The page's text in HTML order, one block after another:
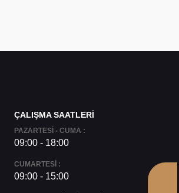
ÇALIŞMA SAATLERİ
PAZARTESİ - CUMA :
09:00 - 18:00
CUMARTESİ :
09:00 - 15:00